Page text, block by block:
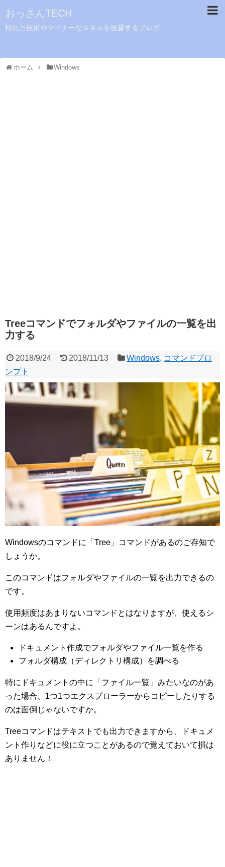
おっさんTECH
枯れた技術やマイナーなスキルを披露するブログ
ホーム Windows
Treeコマンドでフォルダやファイルの一覧を出
力する
2018/9/24 2018/11/13 Windows, コマンドプロ
ンプト
Windowsのコマンドに「Tree」コマンドがあるのご存知で
しょうか。
このコマンドはフォルダやファイルの一覧を出力できるの
です。
使用頻度はあまりないコマンドとはなりますが、使えるシ
ーンはあるんですよ。
ドキュメント作成でフォルダやファイル一覧を作る
フォルダ構成（ディレクトリ構成）を調べる
特にドキュメントの中に「ファイル一覧」みたいなのがあ
った場合、1つ1つエクスプローラーからコピーしたりする
のは面倒じゃないですか。
Treeコマンドはテキストでも出力できますから、ドキュメ
ント作りなどに役に立つことがあるので覚えておいて損は
ありません！